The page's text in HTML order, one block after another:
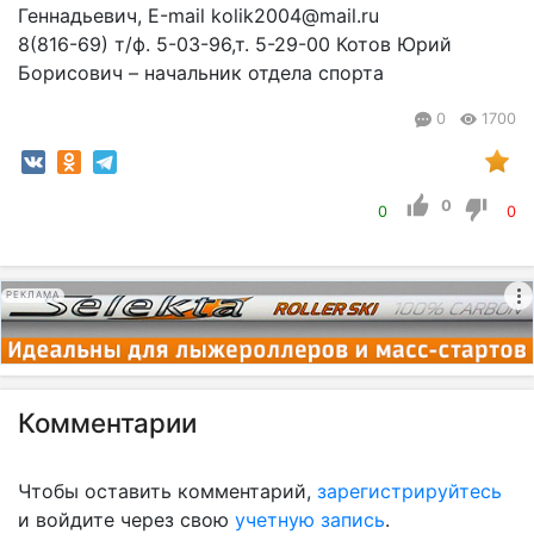
Геннадьевич, Е-mail kolik2004@mail.ru
8(816-69) т/ф. 5-03-96,т. 5-29-00 Котов Юрий
Борисович – начальник отдела спорта
0 1700
0 0 0
РЕКЛАМА
Комментарии
Чтобы оставить комментарий, зарегистрируйтесь
и войдите через свою учетную запись.